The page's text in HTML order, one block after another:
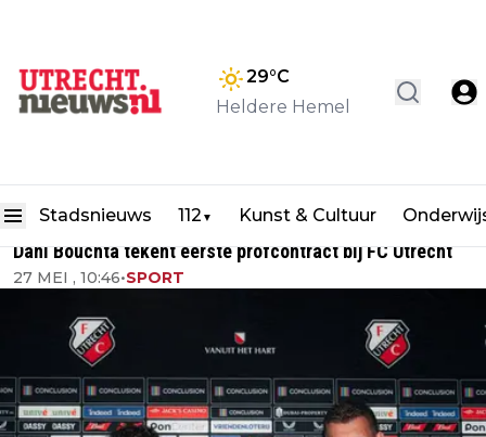
29°C
Heldere Hemel
Stadsnieuws 112 ▼ Kunst & Cultuur
Dani Bouchta tekent eerste profcontract bij FC Utrecht
27 MEI , 10:46•SPORT